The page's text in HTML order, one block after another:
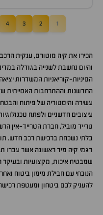
1
2
3
4
הכירו את קיה מוטורס, ענקית
והיום נחשבת לשנייה בגודלה
הסיניות-קוריאניות המשדרות
החדשנות וההתרחבות האסייתית
עשירה והיסטוריה של פיתוח
עיצובים חדשניים ולפתח
טרייד מוביל, חברת הטרייד-אין
בלתי נשכחת ברכישת רכב חדש.
דגמי קיה מיד ראשונה אשר עברו
שמבטיח איכות, מקצועיות
הנוכחי עם חבילת מימון ביטוח
להעניק לכם ביטחון ומעטפת